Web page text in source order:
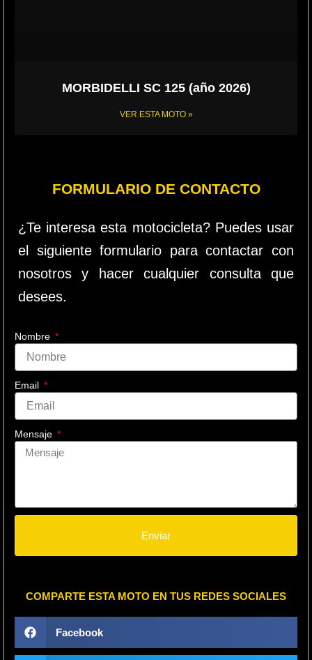
MORBIDELLI SC 125 (año 2026)
VER ESTA MOTO »
FORMULARIO DE CONTACTO
¿Te interesa esta motocicleta? Puedes usar
el siguiente formulario para contactar con
nosotros y hacer cualquier consulta que
desees.
Nombre
Email
Mensaje
Enviar
COMPARTE ESTA MOTO EN TUS REDES SOCIALES
Facebook